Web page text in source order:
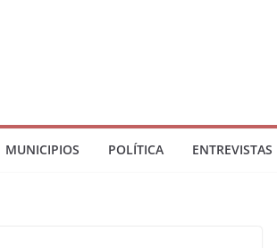
MUNICIPIOS POLÍTICA ENTREVISTAS